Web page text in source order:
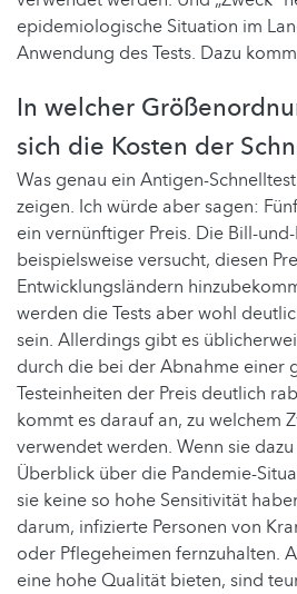
epidemiologische Situation im
Anwendung des Tests. Dazu
In welcher
sich die Kosten der
Was genau ein Antigen-
zeigen. Ich würde aber sagen:
ein vernünftiger Preis. Die Bill-
beispielsweise versucht, diesen
Entwicklungsländern
werden die Tests aber wohl
sein. Allerdings gibt es
durch die bei der Abnahme einer
Testeinheiten der Preis deutlich
kommt es darauf an, zu welchem
verwendet werden. Wenn sie
Überblick über die Pandemie-
sie keine so hohe Sensitivität
darum, infizierte Personen von
oder Pflegeheimen fernzuhalten.
eine hohe Qualität bieten, sind